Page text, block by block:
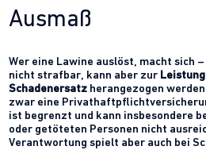
Ausmaß
Wer eine Lawine auslöst, macht sich
nicht strafbar, kann aber zur
Schadenersatz herangezogen
zwar eine
ist begrenzt und kann insbesondere
oder getöteten Personen nicht
Verantwortung spielt aber auch bei